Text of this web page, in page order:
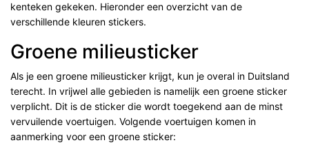
kenteken gekeken. Hieronder een overzicht van de
verschillende kleuren stickers.
Groene milieusticker
Als je een groene milieusticker krijgt, kun je overal in Duitsland
terecht. In vrijwel alle gebieden is namelijk een groene sticker
verplicht. Dit is de sticker die wordt toegekend aan de minst
vervuilende voertuigen. Volgende voertuigen komen in
aanmerking voor een groene sticker: